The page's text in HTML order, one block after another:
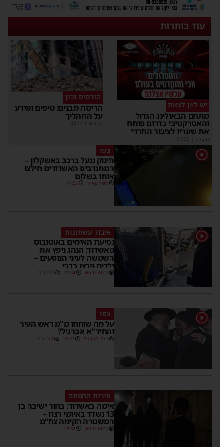
עוד כותרות
יש לאן לצאת
מתחם הבאולינג הגדול
והאטרקטיבי בדרום פותח
את שעריו לציבור החרדי
מקודם
הורסים נכון
הריסת מבנים: טיפים ומידע
על התהליך
מקודם
1 צפו
תינוק ננעל ברכב באשקלון –
המתנדבים האשדודים חילצו
אותו בשלום
משה קאהן 11:53
1 איבוד עשתונות
נסיעת האימים באוטובוס
מאשדוד: הנהג ניפץ את
השמשה לעיני הנוסעים –
ילדים פרצו בבכי
מנחם דויטש 11:34 1 תגובות
1 צפו
על מה שוחחו מ"מ ראש העיר
והחיד"א אברג׳ל?
יוסי יחזקאלי 23:37 1 תגובות
פירות ההסתה
אימה באשדוד: בחור ישיבה בן
13 נשדד באיומי רצח –
המשטרה הקימה צח”מ
מנחם דויטש 22:32